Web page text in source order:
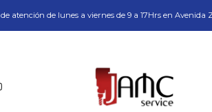
atención de lunes a viernes de 9 a 17Hrs en Avenida
Guia De Centro